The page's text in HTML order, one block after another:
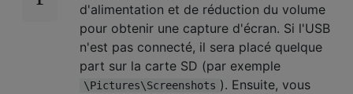
d'alimentation et de réduction du volume
pour obtenir une capture d'écran. Si l'USB
n'est pas connecté, il sera placé quelque
part sur la carte SD (par exemple
\Pictures\Screenshots ). Ensuite, vous